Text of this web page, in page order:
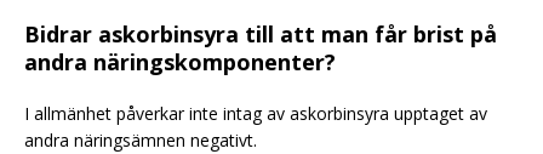
Bidrar askorbinsyra till att man får brist på
andra näringskomponenter?
I allmänhet påverkar inte intag av askorbinsyra upptaget av
andra näringsämnen negativt.